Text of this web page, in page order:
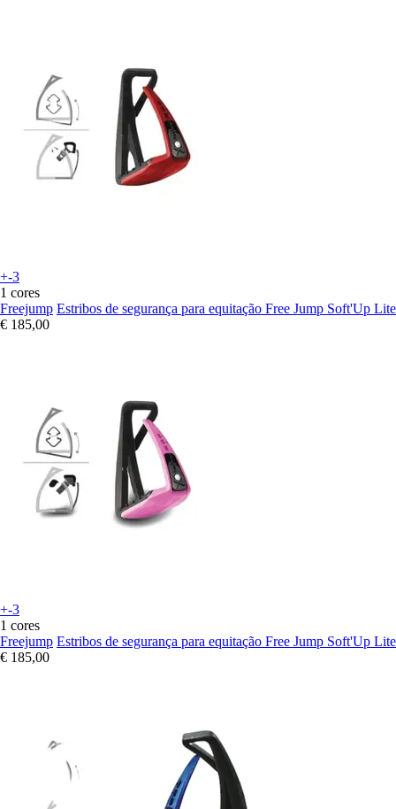
+-3
1 cores
Freejump Estribos de segurança para equitação Free Jump Soft'Up Lite
€ 185,00
+-3
1 cores
Freejump Estribos de segurança para equitação Free Jump Soft'Up Lite
€ 185,00